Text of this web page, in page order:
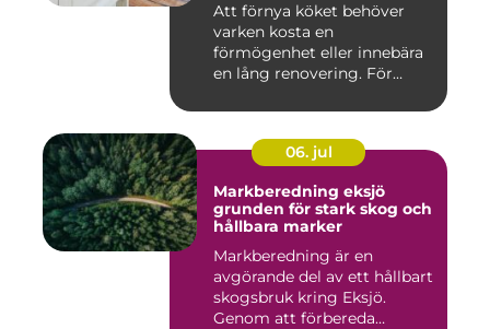
Att förnya köket behöver
varken kosta en
förmögenhet eller innebära
en lång renovering. För
06. jul
Markberedning eksjö
grunden för stark skog och
hållbara marker
Markberedning är en
avgörande del av ett hållbart
skogsbruk kring Eksjö.
Genom att förbereda